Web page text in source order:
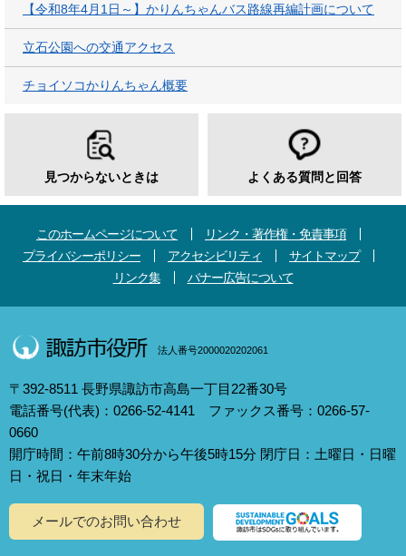
【令和8年4月1日～】かりんちゃんバス路線再編計画について
立石公園への交通アクセス
チョイソコかりんちゃん概要
見つからないときは よくある質問と回答
このホームページについて
リンク・著作権・免責事項
プライバシーポリシー
アクセシビリティ
サイトマップ
リンク集
バナー広告について
法人番号2000020202061
〒392-8511 長野県諏訪市高島一丁目22番30号
電話番号(代表)：0266-52-4141 ファックス番号：0266-57-
0660
開庁時間：午前8時30分から午後5時15分 閉庁日：土曜日・日曜
日・祝日・年末年始
メールでのお問い合わせ